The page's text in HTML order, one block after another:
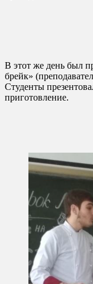
В этот же день был
брейк»
Студенты
приготовление.